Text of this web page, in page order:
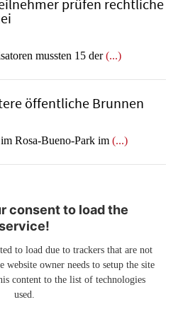
prüfen rechtliche
mussten 15 der(...)
öffentliche Brunnen
Rosa-Bueno-Park im (...)
consent to load the
to load due to trackers that are not
website owner needs to setup the site
content to the list of technologies
used.